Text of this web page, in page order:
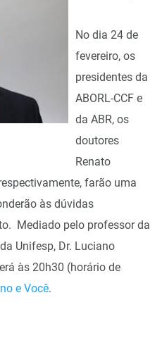
No dia 24 de
fevereiro, os
presidentes da
ABORL-CCF e
da ABR, os
doutores
Renato
farão uma
às dúvidas
Mediado pelo professor da
Unifesp, Dr. Luciano
às 20h30 (horário de
e Você.